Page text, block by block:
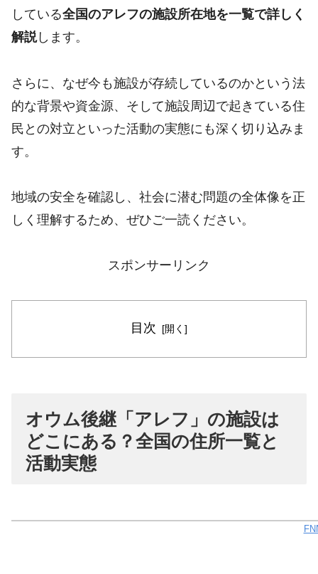
している全国のアレフの施設所在地を一覧で詳しく
解説します。
さらに、なぜ今も施設が存続しているのかという法
的な背景や資金源、そして施設周辺で起きている住
民との対立といった活動の実態にも深く切り込みま
す。
地域の安全を確認し、社会に潜む問題の全体像を正
しく理解するため、ぜひご一読ください。
スポンサーリンク
目次
オウム後継「アレフ」の施設は
どこにある？全国の住所一覧と
活動実態